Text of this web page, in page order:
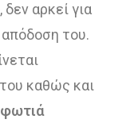
αρκεί για
απόδοση του.
καθώς και